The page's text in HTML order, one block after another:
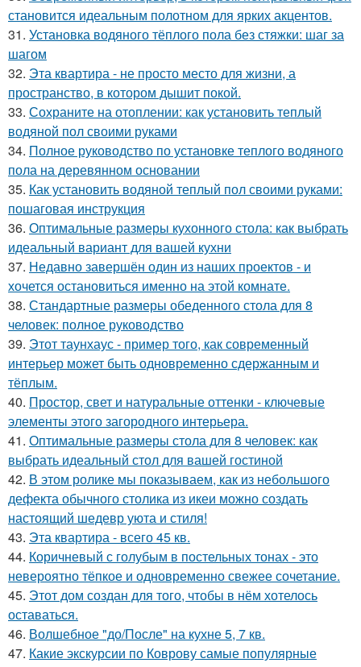
становится идеальным полотном для ярких акцентов.
31. Установка водяного тёплого пола без стяжки: шаг за
шагом
32. Эта квартира - не просто место для жизни, а
пространство, в котором дышит покой.
33. Сохраните на отоплении: как установить теплый
водяной пол своими руками
34. Полное руководство по установке теплого водяного
пола на деревянном основании
35. Как установить водяной теплый пол своими руками:
пошаговая инструкция
36. Оптимальные размеры кухонного стола: как выбрать
идеальный вариант для вашей кухни
37. Недавно завершён один из наших проектов - и
хочется остановиться именно на этой комнате.
38. Стандартные размеры обеденного стола для 8
человек: полное руководство
39. Этот таунхаус - пример того, как современный
интерьер может быть одновременно сдержанным и
тёплым.
40. Простор, свет и натуральные оттенки - ключевые
элементы этого загородного интерьера.
41. Оптимальные размеры стола для 8 человек: как
выбрать идеальный стол для вашей гостиной
42. В этом ролике мы показываем, как из небольшого
дефекта обычного столика из икеи можно создать
настоящий шедевр уюта и стиля!
43. Эта квартира - всего 45 кв.
44. Коричневый с голубым в постельных тонах - это
невероятно тёпкое и одновременно свежее сочетание.
45. Этот дом создан для того, чтобы в нём хотелось
оставаться.
46. Волшебное "до/После" на кухне 5, 7 кв.
47. Какие экскурсии по Коврову самые популярные